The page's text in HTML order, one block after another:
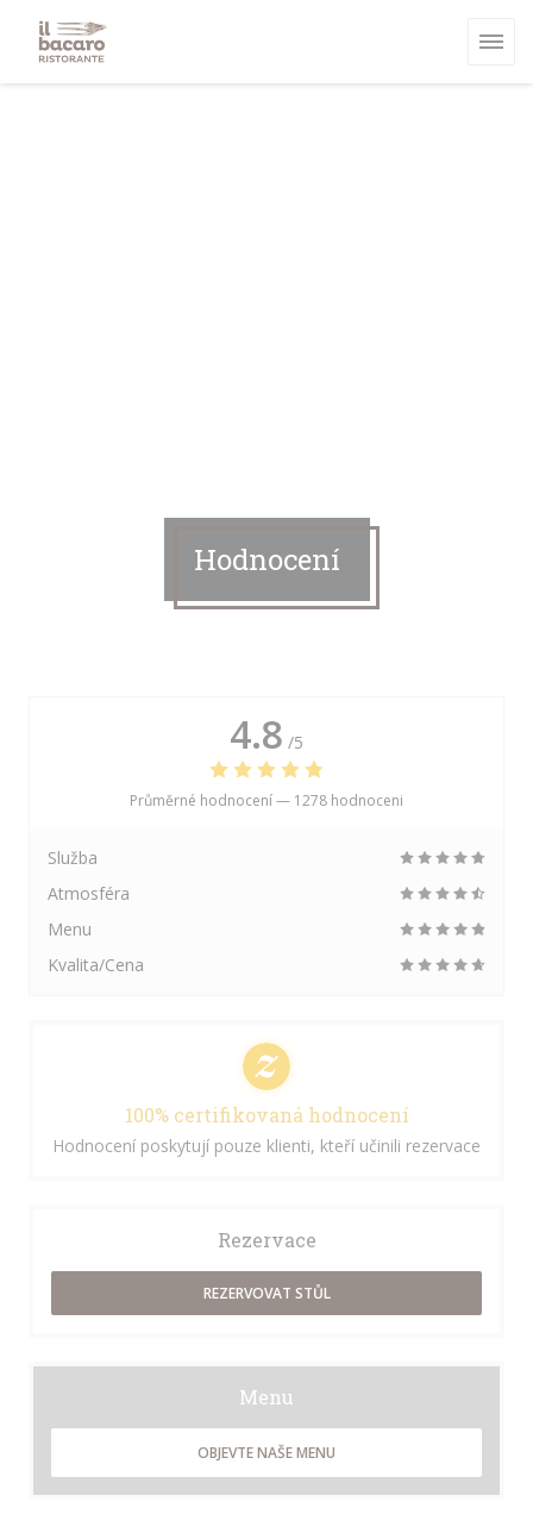
Hodnocení
4.8 /5
Průměrné hodnocení — 1278 hodnoceni
Služba
Atmosféra
Menu
Kvalita/Cena
100% certifikovaná hodnocení
Hodnocení poskytují pouze klienti, kteří učinili rezervace
Rezervace
REZERVOVAT STŮL
Menu
OBJEVTE NAŠE MENU